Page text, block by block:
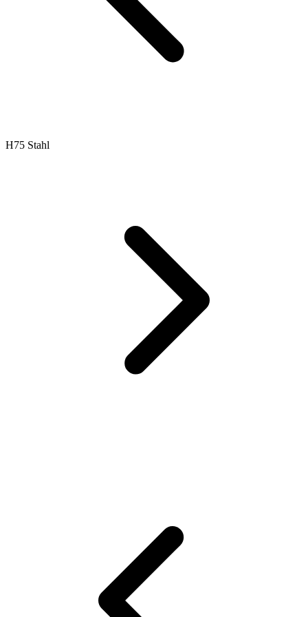
H75 Stahl